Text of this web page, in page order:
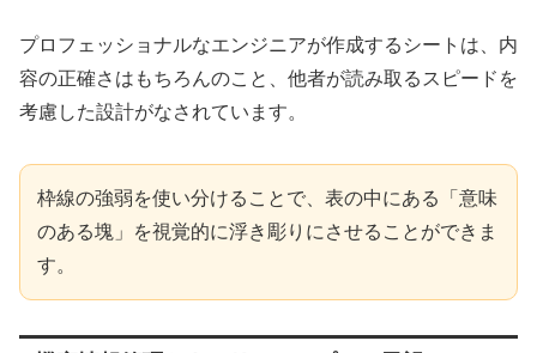
プロフェッショナルなエンジニアが作成するシートは、内
容の正確さはもちろんのこと、他者が読み取るスピードを
考慮した設計がなされています。
枠線の強弱を使い分けることで、表の中にある「意味
のある塊」を視覚的に浮き彫りにさせることができま
す。